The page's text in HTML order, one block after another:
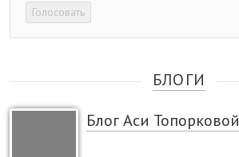
Голосовать
БЛОГИ
Блог Аси Топорковой